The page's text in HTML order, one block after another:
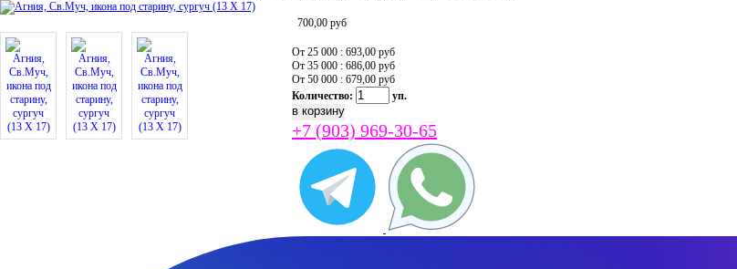
700,00 руб
От 25 000 : 693,00 руб
От 35 000 : 686,00 руб
От 50 000 : 679,00 руб
Количество:
уп.
+7 (903) 969-30-65